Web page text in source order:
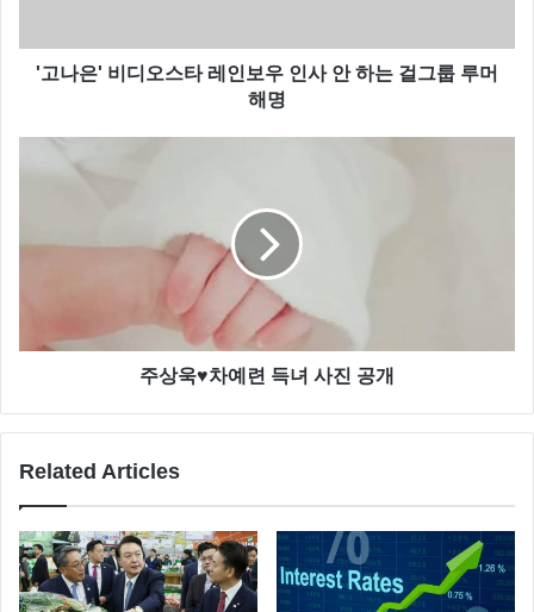
'고나은' 비디오스타 레인보우 인사 안 하는 걸그룹 루머
해명
주상욱♥차예련 득녀 사진 공개
Related Articles